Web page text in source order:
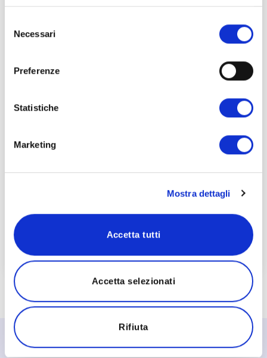
delNecessari
Preferenze
Statistiche
Marketing
Mostra dettagli
Accetta tutti
Accetta selezionati
Rifiuta
Management:
Personal Branding e Content strategy
Curriculum, Video Curriculum e Cover Letter
Networking su LinkedIn